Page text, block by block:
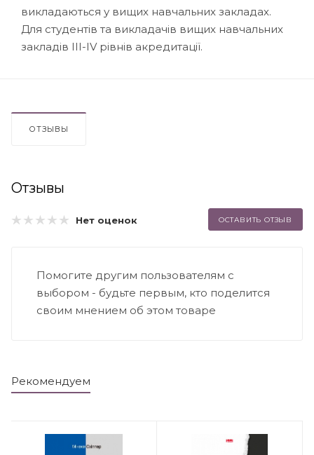
викладаються у вищих навчальних закладах.
Для студентів та викладачів вищих навчальних
закладів ІІІ-ІV рівнів акредитації.
ОТЗЫВЫ
Отзывы
Нет оценок ОСТАВИТЬ ОТЗЫВ
Помогите другим пользователям с
выбором - будьте первым, кто поделится
своим мнением об этом товаре
Рекомендуем